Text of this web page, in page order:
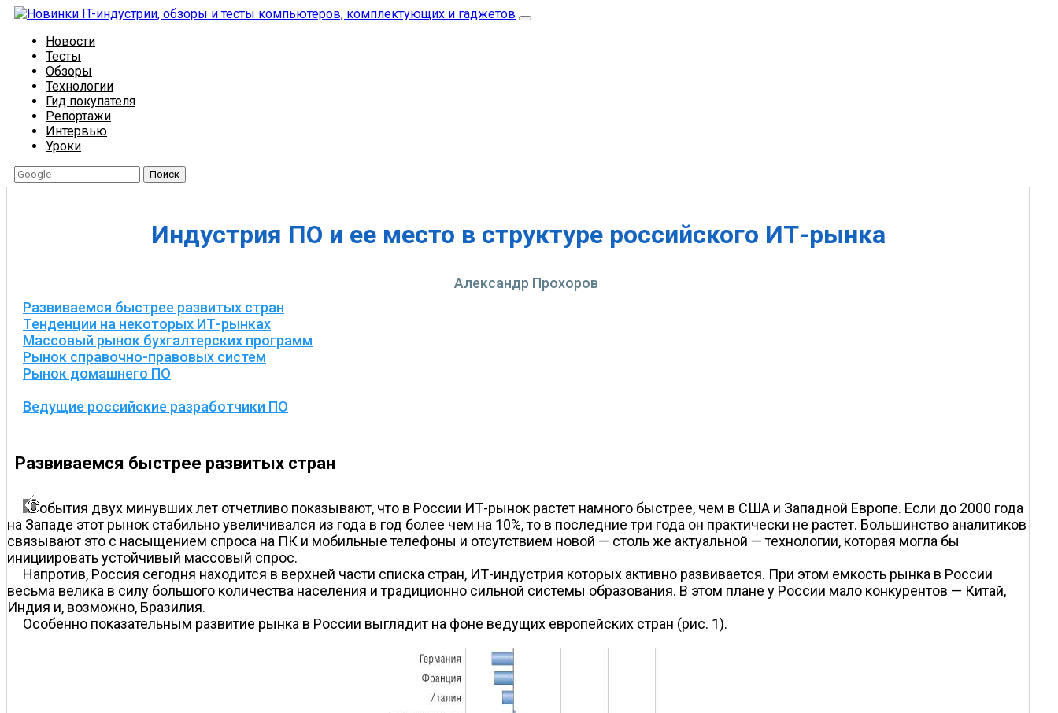
Новости
Тесты
Обзоры
Технологии
Гид покупателя
Репортажи
Интервью
Уроки
Поиск
Индустрия ПО и ее место в структуре российского ИТ-рынка
Александр Прохоров
Развиваемся быстрее развитых стран
Тенденции на некоторых ИТ-рынках
Массовый рынок бухгалтерских программ
Рынок справочно-правовых систем
Рынок домашнего ПО
Ведущие российские разработчики ПО
Развиваемся быстрее развитых стран
обытия двух минувших лет отчетливо показывают, что в России ИТ-рынок растет намного быстрее, чем в США и Западной Европе. Если до 2000 года
на Западе этот рынок стабильно увеличивался из года в год более чем на 10%, то в последние три года он практически не растет. Большинство аналитиков
связывают это с насыщением спроса на ПК и мобильные телефоны и отсутствием новой — столь же актуальной — технологии, которая могла бы
инициировать устойчивый массовый спрос.
Напротив, Россия сегодня находится в верхней части списка стран, ИТ-индустрия которых активно развивается. При этом емкость рынка в России
весьма велика в силу большого количества населения и традиционно сильной системы образования. В этом плане у России мало конкурентов — Китай,
Индия и, возможно, Бразилия.
Особенно показательным развитие рынка в России выглядит на фоне ведущих европейских стран (рис. 1).